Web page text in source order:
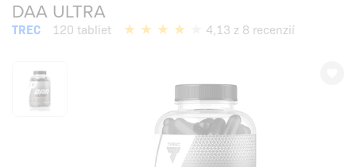
DAA ULTRA
TREC 120 tabliet 4,13 z 8 recenzií